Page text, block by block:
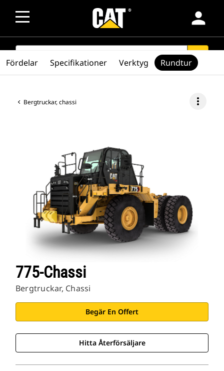
person
SEARCH search
Bergtruckar, chassi more_vert
775-Chassi
Bergtruckar, Chassi
Begär En Offert
Hitta Återförsäljare
Fördelar Specifikationer Verktyg Rundtur